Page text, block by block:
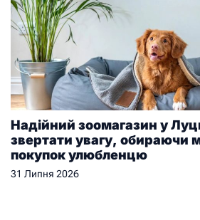
Надійний зоомагазин у
звертати увагу, обираючи
покупок улюбленцю
31 Липня 2026